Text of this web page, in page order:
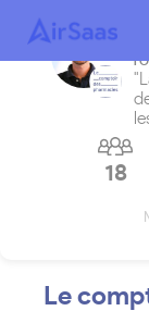
18
Le